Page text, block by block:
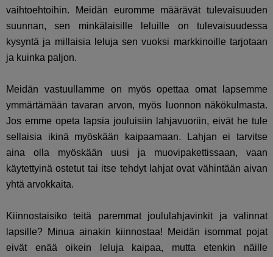
vaihtoehtoihin. Meidän euromme määrävät tulevaisuuden
suunnan, sen minkälaisille leluille on tulevaisuudessa
kysyntä ja millaisia leluja sen vuoksi markkinoille tarjotaan
ja kuinka paljon.
Meidän vastuullamme on myös opettaa omat lapsemme
ymmärtämään tavaran arvon, myös luonnon näkökulmasta.
Jos emme opeta lapsia jouluisiin lahjavuoriin, eivät he tule
sellaisia ikinä myöskään kaipaamaan. Lahjan ei tarvitse
aina olla myöskään uusi ja muovipakettissaan, vaan
käytettyinä ostetut tai itse tehdyt lahjat ovat vähintään aivan
yhtä arvokkaita.
Kiinnostaisiko teitä paremmat joululahjavinkit ja valinnat
lapsille? Minua ainakin kiinnostaa! Meidän isommat pojat
eivät enää oikein leluja kaipaa, mutta etenkin näille